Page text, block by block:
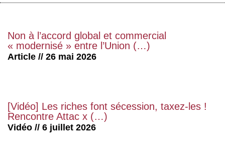
Non à l’accord global et commercial
« modernisé » entre l’Union (…)
Article // 26 mai 2026
[Vidéo] Les riches font sécession, taxez-les !
Rencontre Attac x (…)
Vidéo // 6 juillet 2026